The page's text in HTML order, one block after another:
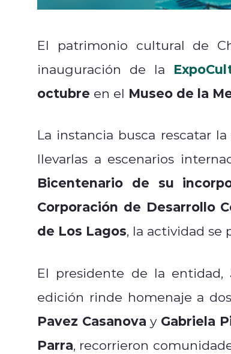
El patrimonio cultural de
inauguración de la
octubre en el Museo de la
La instancia busca rescatar
llevarlas a escenarios
Bicentenario de su
Corporación de Desarrollo
de Los Lagos, la actividad se
El presidente de la entidad,
edición rinde homenaje a
Pavez Casanova y Gabriela
Parra, recorrieron